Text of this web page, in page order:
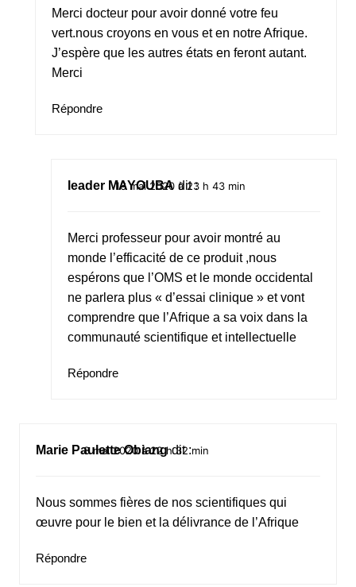
Merci docteur pour avoir donné votre feu
vert.nous croyons en vous et en notre Afrique.
J’espère que les autres états en feront autant.
Merci
Répondre
leader MAYOUBA dit :
16 mai 2020 à 23 h 43 min
Merci professeur pour avoir montré au
monde l’efficacité de ce produit ,nous
espérons que l’OMS et le monde occidental
ne parlera plus « d’essai clinique » et vont
comprendre que l’Afrique a sa voix dans la
communauté scientifique et intellectuelle
Répondre
Marie Paulette Obiang dit :
8 mai 2020 à 22 h 32 min
Nous sommes fières de nos scientifiques qui
œuvre pour le bien et la délivrance de l’Afrique
Répondre